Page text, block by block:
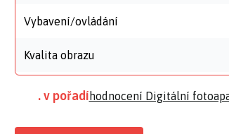
Vybavení/ovládání
Kvalita obrazu
. v pořadí hodnocení Digitální